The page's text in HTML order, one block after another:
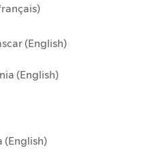
(English)
(English)
(English)